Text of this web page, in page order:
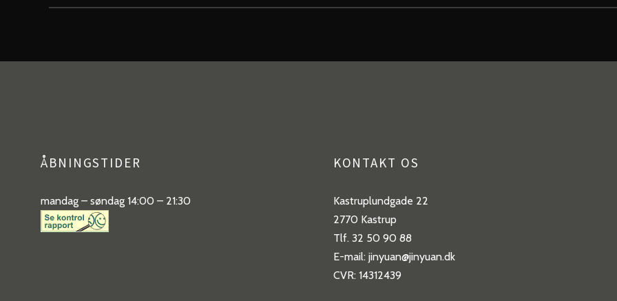
ÅBNINGSTIDER
mandag – søndag 14:00 – 21:30
KONTAKT OS
Kastruplundgade 22
2770 Kastrup
Tlf. 32 50 90 88
E-mail: jinyuan@jinyuan.dk
CVR: 14312439